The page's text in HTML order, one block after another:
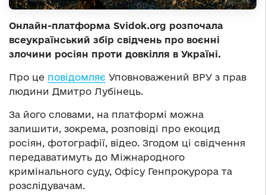
Онлайн-платформа Svidok.org розпочала
всеукраїнський збір свідчень про воєнні
злочини росіян проти довкілля в Україні.
Про це повідомляє Уповноважений ВРУ з прав
людини Дмитро Лубінець.
За його словами, на платформі можна
залишити, зокрема, розповіді про екоцид
росіян, фотографії, відео. Згодом ці свідчення
передаватимуть до Міжнародного
кримінального суду, Офісу Генпрокурора та
розслідувачам.